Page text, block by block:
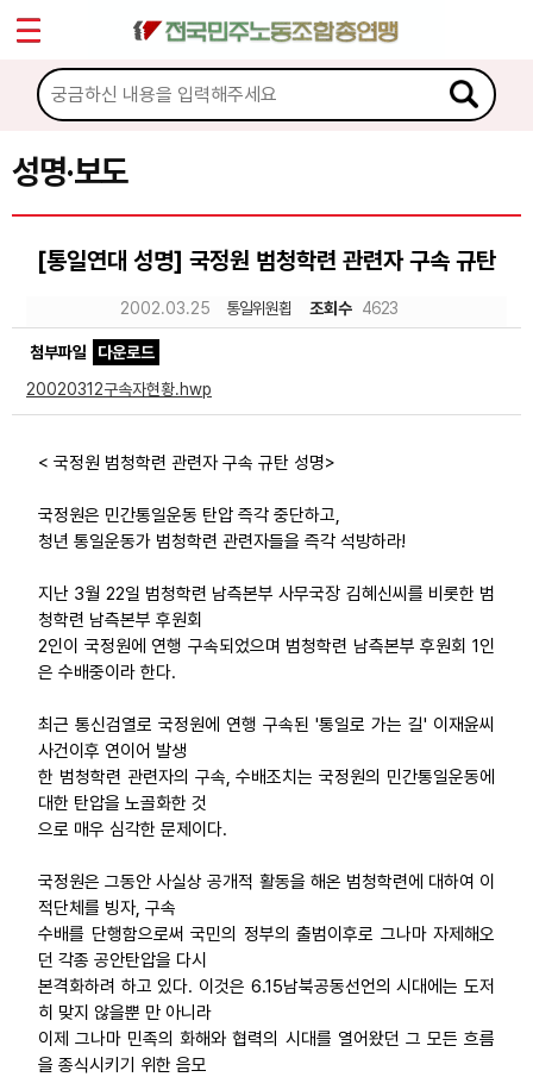
성명·보도
[통일연대 성명] 국정원 범청학련 관련자 구속 규탄
2002.03.25 통일위원횝 조회수 4623
첨부파일
다운로드
20020312구속자현황.hwp
< 국정원 범청학련 관련자 구속 규탄 성명>
국정원은 민간통일운동 탄압 즉각 중단하고,
청년 통일운동가 범청학련 관련자들을 즉각 석방하라!
지난 3월 22일 범청학련 남측본부 사무국장 김혜신씨를 비롯한 범
청학련 남측본부 후원회
2인이 국정원에 연행 구속되었으며 범청학련 남측본부 후원회 1인
은 수배중이라 한다.
최근 통신검열로 국정원에 연행 구속된 '통일로 가는 길' 이재윤씨
사건이후 연이어 발생
한 범청학련 관련자의 구속, 수배조치는 국정원의 민간통일운동에
대한 탄압을 노골화한 것
으로 매우 심각한 문제이다.
국정원은 그동안 사실상 공개적 활동을 해온 범청학련에 대하여 이
적단체를 빙자, 구속
수배를 단행함으로써 국민의 정부의 출범이후로 그나마 자제해오
던 각종 공안탄압을 다시
본격화하려 하고 있다. 이것은 6.15남북공동선언의 시대에는 도저
히 맞지 않을뿐 만 아니라
이제 그나마 민족의 화해와 협력의 시대를 열어왔던 그 모든 흐름
을 종식시키기 위한 음모
마이페이지
소개
소식
공지사항
성명·보도
노동상담
부설기관
업무
Sketchbook5, 스케치북5
Sketchbook5, 스케치북5